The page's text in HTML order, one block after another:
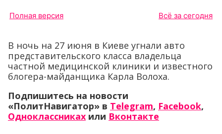
Полная версия Всё за сегодня
В ночь на 27 июня в Киеве угнали авто
представительского класса владельца
частной медицинской клиники и известного
блогера-майданщика Карла Волоха.
Подпишитесь на новости
«ПолитНавигатор» в Telegram, Facebook,
Одноклассниках или Вконтакте